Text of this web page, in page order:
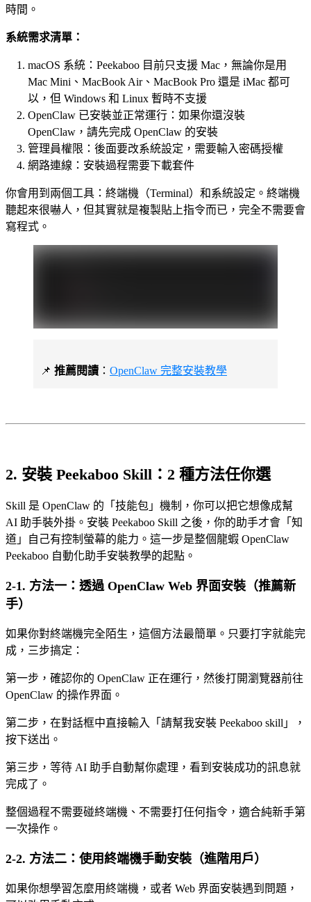
時間。
系統需求清單：
macOS 系統：Peekaboo 目前只支援 Mac，無論你是用
Mac Mini、MacBook Air、MacBook Pro 還是 iMac 都可
以，但 Windows 和 Linux 暫時不支援
OpenClaw 已安裝並正常運行：如果你還沒裝
OpenClaw，請先完成 OpenClaw 的安裝
管理員權限：後面要改系統設定，需要輸入密碼授權
網路連線：安裝過程需要下載套件
你會用到兩個工具：終端機（Terminal）和系統設定。終端機
聽起來很嚇人，但其實就是複製貼上指令而已，完全不需要會
寫程式。
📌 推薦閱讀 ： OpenClaw 完整安裝教學
2. 安裝 Peekaboo Skill：2 種方法任你選
Skill 是 OpenClaw 的「技能包」機制，你可以把它想像成幫
AI 助手裝外掛。安裝 Peekaboo Skill 之後，你的助手才會「知
道」自己有控制螢幕的能力。這一步是整個龍蝦 OpenClaw
Peekaboo 自動化助手安裝教學的起點。
2-1. 方法一：透過 OpenClaw Web 界面安裝（推薦新
手）
如果你對終端機完全陌生，這個方法最簡單。只要打字就能完
成，三步搞定：
第一步，確認你的 OpenClaw 正在運行，然後打開瀏覽器前往
OpenClaw 的操作界面。
第二步，在對話框中直接輸入「請幫我安裝 Peekaboo skill」，
按下送出。
第三步，等待 AI 助手自動幫你處理，看到安裝成功的訊息就
完成了。
整個過程不需要碰終端機、不需要打任何指令，適合純新手第
一次操作。
2-2. 方法二：使用終端機手動安裝（進階用戶）
如果你想學習怎麼用終端機，或者 Web 界面安裝遇到問題，